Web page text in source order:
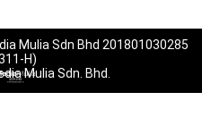
Mulia Sdn Bhd 201801030285
H)
Mulia Sdn. Bhd.